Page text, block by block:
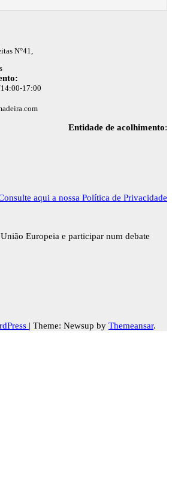
N°41,
17:00
Entidade de acolhimento:
aqui a nossa Política de Privacidade
Europeia e participar num debate
| Theme: Newsup by Themeansar.